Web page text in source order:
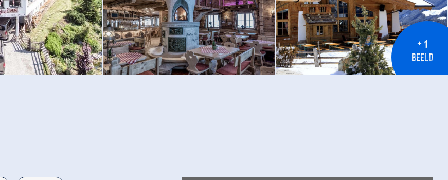
+ 1
BEELD